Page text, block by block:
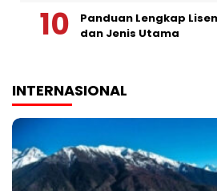
Panduan Lengkap
dan Jenis Utama
INTERNASIONAL